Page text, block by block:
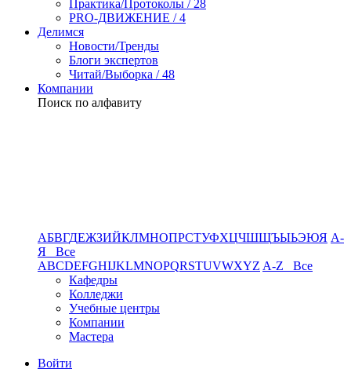
Практика/Протоколы / 28
PRO-ДВИЖЕНИЕ / 4
Делимся
Новости/Тренды
Блоги экспертов
Читай/Выборка / 48
Компании
Поиск по алфавиту
АБВГДЕЖЗИЙКЛМНОПРСТУФХЦЧШЩЪЫЬЭЮЯ А-
Я Все
ABCDEFGHIJKLMNOPQRSTUVWXYZ A-Z Все
Кафедры
Колледжи
Учебные центры
Компании
Мастера
Войти